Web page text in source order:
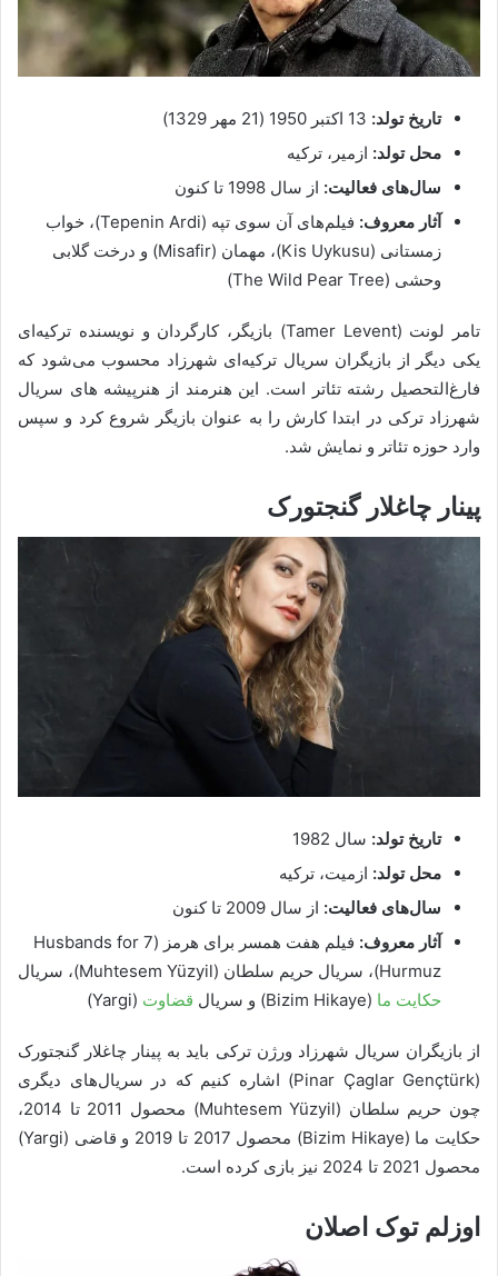
تاریخ تولد:
محل تولد: ازمیر، ترکیه
سال‌های فعالیت: از سال 1998 تا کنون
آثار معروف:
فیلم‌های آن سوی تپه (Tepenin Ardi)، خواب
زمستانی (Kis Uykusu)، مهمان (Misafir) و درخت گلابی
وحشی (The Wild Pear Tree)
تامر لونت (Tamer Levent) بازیگر، کارگردان و نویسنده ترکیه‌ای
یکی دیگر از بازیگران سریال ترکیه‌ای شهرزاد محسوب می‌شود که
فارغ‌التحصیل رشته تئاتر است. این هنرمند از هنرپیشه های سریال
شهرزاد ترکی در ابتدا کارش را به عنوان بازیگر شروع کرد و سپس
وارد حوزه تئاتر و نمایش شد.
پینار چاغلار گنجتورک
تاریخ تولد: سال 1982
محل تولد: ازمیت، ترکیه
سال‌های فعالیت: از سال 2009 تا کنون
آثار معروف:
فیلم هفت همسر برای هرمز (7 Husbands for
Hurmuz)، سریال حریم سلطان (Muhtesem Yüzyil)، سریال
حکایت ما (Bizim Hikaye) و سریال قضاوت (Yargi)
از بازیگران سریال شهرزاد ورژن ترکی باید به پینار چاغلار گنجتورک
(Pinar Çaglar Gençtürk) اشاره کنیم که در سریال‌های دیگری
چون حریم سلطان (Muhtesem Yüzyil) محصول 2011 تا 2014،
حکایت ما (Bizim Hikaye) محصول 2017 تا 2019 و قاضی (Yargi)
محصول 2021 تا 2024 نیز بازی کرده است.
اوزلم توک اصلان